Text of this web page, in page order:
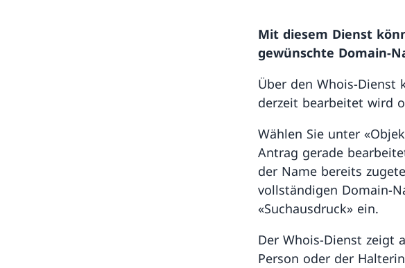
Mit diesem Dienst
gewünschte Domain-
Über den Whois-Dienst
derzeit bearbeitet wird
Wählen Sie unter
Antrag gerade
der Name bereits
vollständigen Domain-
«Suchausdruck» ein.
Der Whois-Dienst zeigt
Person oder der